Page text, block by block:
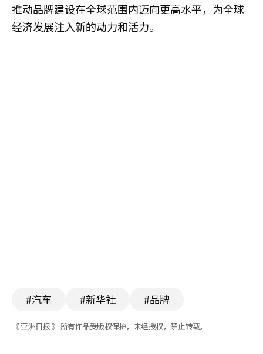
推动品牌建设在全球范围内迈向更高水平，为全球
经济发展注入新的动力和活力。
#汽车 #新华社 #品牌
《 亚洲日报 》 所有作品受版权保护，未经授权，禁止转载。